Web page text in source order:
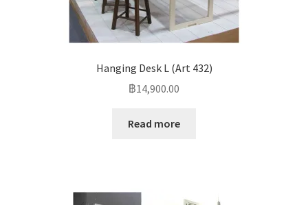
Hanging Desk L (Art 432)
฿14,900.00
Read more